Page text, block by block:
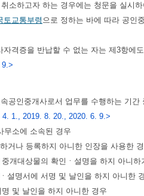
소하고자 하는 경우에는 청문을 실시
토교통부령 으로 정하는 바에 따라 공인
격증을 반납할 수 없는 자는 제3항에
공인중개사로서 업무를 수행하는 기
4. 1., 2019. 8. 20., 2020. 6. 9.>
무소에 소속된 경우
거나 등록하지 아니한 인장을 사용한
개대상물의 확인ㆍ설명을 하지 아니
설명서에 서명 및 날인을 하지 아니한
및 날인을 하지 아니한 경우